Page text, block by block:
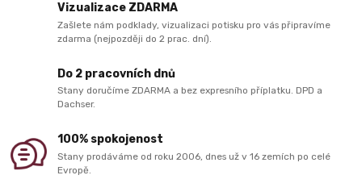
Vizualizace ZDARMA
Zašlete nám podklady, vizualizaci potisku pro vás připravíme
zdarma (nejpozději do 2 prac. dní).
Do 2 pracovních dnů
Stany doručíme ZDARMA a bez expresního příplatku. DPD a
Dachser.
100% spokojenost
Stany prodáváme od roku 2006, dnes už v 16 zemích po celé
Evropě.